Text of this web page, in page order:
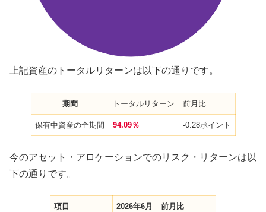
上記資産のトータルリターンは以下の通りです。
期間 トータルリターン 前月比
保有中資産の全期間 94.09％ -0.28ポイント
今のアセット・アロケーションでのリスク・リターンは以
下の通りです。
項目 2026年6月 前月比